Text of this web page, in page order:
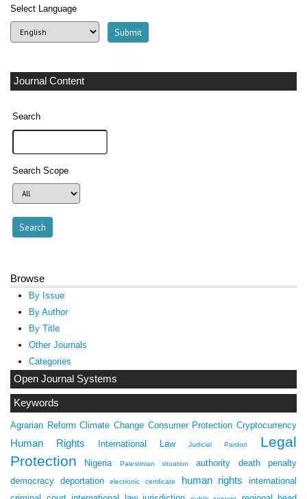
Select Language
Journal Content
Search
Search Scope
Browse
By Issue
By Author
By Title
Other Journals
Categories
Open Journal Systems
Keywords
Agrarian Reform Climate Change Consumer Protection Cryptocurrency
Human Rights International Law Judicial Pardon
Legal
Protection
Nigeria Palestinian situation authority
death penalty
democracy
deportation electronic certificate human rights
international